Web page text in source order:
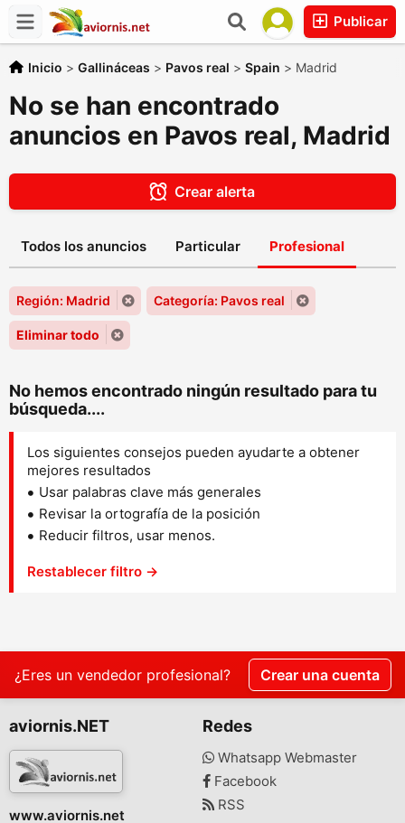
Publicar
Inicio > Gallináceas > Pavos real > Spain > Madrid
No se han encontrado
anuncios en Pavos real, Madrid
Crear alerta
Todos los anuncios Particular Profesional
Región: Madrid Categoría: Pavos real
Eliminar todo
No hemos encontrado ningún resultado para tu
búsqueda....
Los siguientes consejos pueden ayudarte a obtener
mejores resultados
Usar palabras clave más generales
Revisar la ortografía de la posición
Reducir filtros, usar menos.
Restablecer filtro →
¿Eres un vendedor profesional? Crear una cuenta
aviornis.NET
www.aviornis.net
Redes
Whatsapp Webmaster
Facebook
RSS